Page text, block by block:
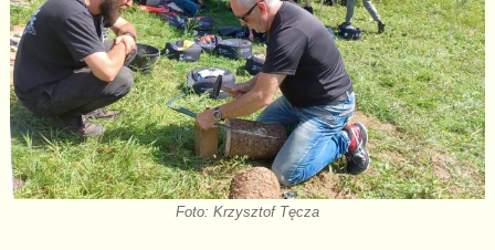
Foto: Krzysztof Tęcza